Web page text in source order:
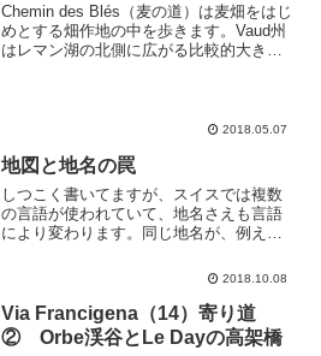
Chemin des Blés（麦の道）は麦畑をはじ
めとする畑作地の中を歩きます。Vaud州
はレマン湖の北側に広がる比較的大きな
2018.05.07
地図と地名の罠
しつこく書いてますが、スイスでは複数
の言語が使われていて、地名さえも言語
により変わります。同じ地名が、例えば
音はジュネーブ）、ドイツ語では
Geneva（ジェネヴァ）...
2018.10.08
Via Francigena（14）寄り道
② Orbe渓谷とLe Dayの高架橋